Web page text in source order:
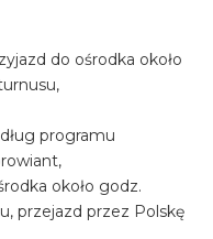
do ośrodka około
programu
około godz.
przejazd przez Polskę